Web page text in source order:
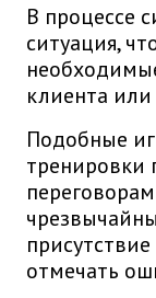
В процессе
ситуация,
клиента
Подобные
тренировки
отмечать